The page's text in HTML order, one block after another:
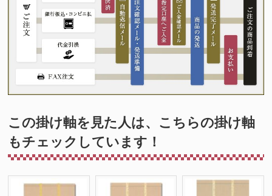
この掛け軸を見た人は、こちらの掛け軸
もチェックしています！